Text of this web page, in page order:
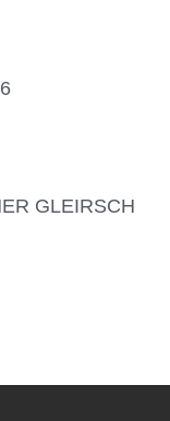
GLEIRSCH